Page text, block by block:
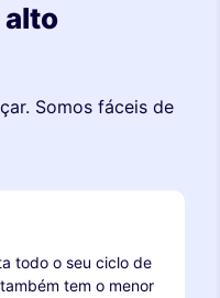
alto
Somos fáceis de
todo o seu ciclo de
tem o menor